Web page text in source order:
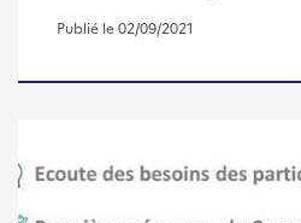
Publié le 02/09/2021